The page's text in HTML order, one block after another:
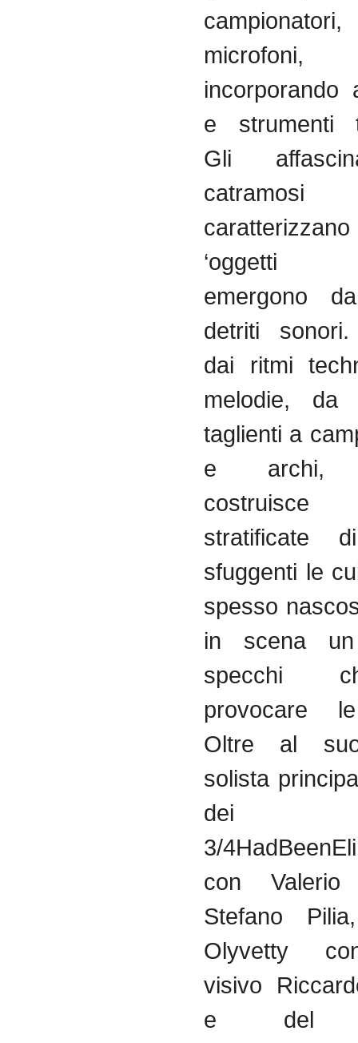
incorporando
e strumenti
Gli
‘oggetti
emergono
detriti
dai ritmi
melodie, da
taglienti a
e archi,
costruisce
stratificate
sfuggenti le
spesso
in scena
specchi
provocare
Oltre al
solista
dei
3/
con
Stefano
Olyvetty
visivo
e del